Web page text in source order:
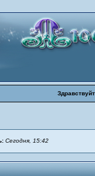
Сегодня, 15:42